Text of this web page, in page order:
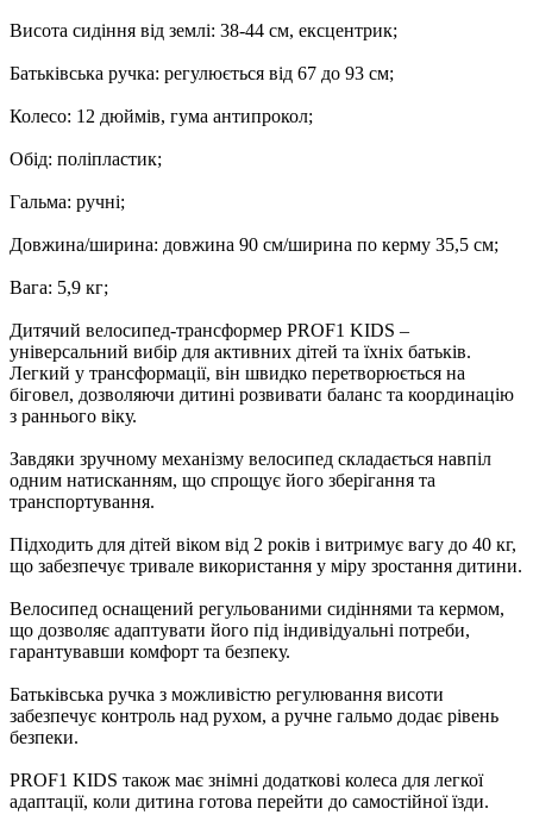
Висота сидіння від землі: 38-44 см, ексцентрик;
Батьківська ручка: регулюється від 67 до 93 см;
Колесо: 12 дюймів, гума антипрокол;
Обід: поліпластик;
Гальма: ручні;
Довжина/ширина: довжина 90 см/ширина по керму 35,5 см;
Вага: 5,9 кг;
Дитячий велосипед-трансформер PROF1 KIDS –
універсальний вибір для активних дітей та їхніх батьків.
Легкий у трансформації, він швидко перетворюється на
біговел, дозволяючи дитині розвивати баланс та координацію
з раннього віку.
Завдяки зручному механізму велосипед складається навпіл
одним натисканням, що спрощує його зберігання та
транспортування.
Підходить для дітей віком від 2 років і витримує вагу до 40 кг,
що забезпечує тривале використання у міру зростання дитини.
Велосипед оснащений регульованими сидіннями та кермом,
що дозволяє адаптувати його під індивідуальні потреби,
гарантувавши комфорт та безпеку.
Батьківська ручка з можливістю регулювання висоти
забезпечує контроль над рухом, а ручне гальмо додає рівень
безпеки.
PROF1 KIDS також має знімні додаткові колеса для легкої
адаптації, коли дитина готова перейти до самостійної їзди.